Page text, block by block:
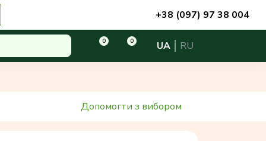
+38 (097) 97 38 004
0 0 UA RU
Допомогти з вибором